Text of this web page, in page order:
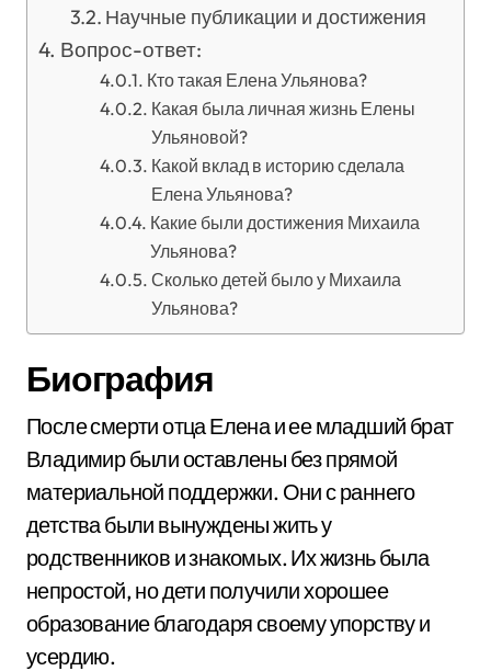
Научные публикации и достижения
Вопрос-ответ:
Кто такая Елена Ульянова?
Какая была личная жизнь Елены
Ульяновой?
Какой вклад в историю сделала
Елена Ульянова?
Какие были достижения Михаила
Ульянова?
Сколько детей было у Михаила
Ульянова?
Биография
После смерти отца Елена и ее младший брат
Владимир были оставлены без прямой
материальной поддержки. Они с раннего
детства были вынуждены жить у
родственников и знакомых. Их жизнь была
непростой, но дети получили хорошее
образование благодаря своему упорству и
усердию.